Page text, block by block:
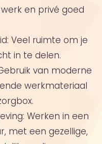
en privé goed
Veel ruimte om je
in te delen.
van moderne
werkmateriaal
Werken in een
met een gezellige,